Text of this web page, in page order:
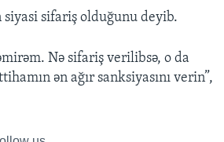
siyasi sifariş olduğunu deyib.
Nə sifariş verilibsə, o da
ən ağır sanksiyasını verin”,